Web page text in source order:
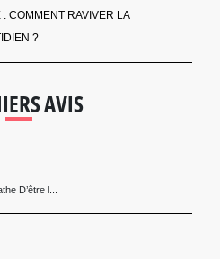
COMMENT RAVIVER LA
?
AVIS
D’être l...